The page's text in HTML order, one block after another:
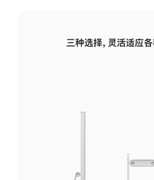
三种选择，灵活适应各